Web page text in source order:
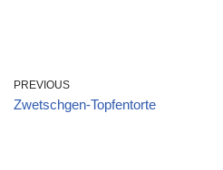
PREVIOUS
Zwetschgen-Topfentorte